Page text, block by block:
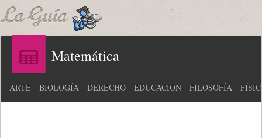
Matemática
ARTE BIOLOGÍA DERECHO EDUCACIÓN FILOSOFÍA